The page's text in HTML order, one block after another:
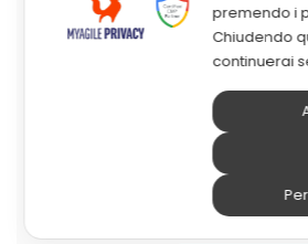
EVENTO
aprile 2026 |
Convention
(Palermo) -
premendo i
Chiudendo
continuerai